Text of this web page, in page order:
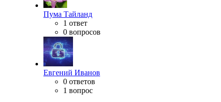
Пума Тайланд
1 ответ
0 вопросов
Евгений Иванов
0 ответов
1 вопрос